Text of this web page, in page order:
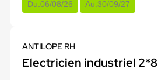
Du:06/08/26 Au:30/09/27
ANTILOPE RH
Electricien industriel